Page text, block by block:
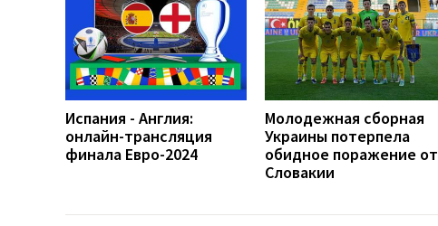
Испания - Англия:
онлайн-трансляция
финала Евро-2024
Молодежная сборная
Украины потерпела
обидное поражение от
Словакии